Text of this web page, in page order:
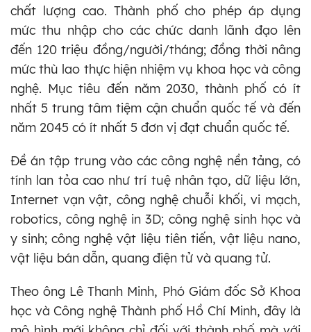
chất lượng cao. Thành phố cho phép áp dụng
mức thu nhập cho các chức danh lãnh đạo lên
đến 120 triệu đồng/người/tháng; đồng thời nâng
mức thù lao thực hiện nhiệm vụ khoa học và công
nghệ. Mục tiêu đến năm 2030, thành phố có ít
nhất 5 trung tâm tiệm cận chuẩn quốc tế và đến
năm 2045 có ít nhất 5 đơn vị đạt chuẩn quốc tế.
Đề án tập trung vào các công nghệ nền tảng, có
tính lan tỏa cao như trí tuệ nhân tạo, dữ liệu lớn,
Internet vạn vật, công nghệ chuỗi khối, vi mạch,
robotics, công nghệ in 3D; công nghệ sinh học và
y sinh; công nghệ vật liệu tiên tiến, vật liệu nano,
vật liệu bán dẫn, quang điện tử và quang tử.
Theo ông Lê Thanh Minh, Phó Giám đốc Sở Khoa
học và Công nghệ Thành phố Hồ Chí Minh, đây là